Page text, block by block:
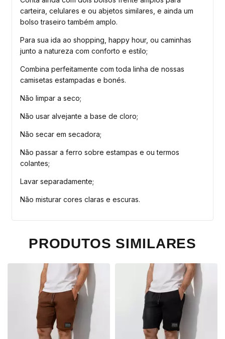
carteira, celulares e ou abjetos similares, e ainda um
bolso traseiro também amplo.
Para sua ida ao shopping, happy hour, ou caminhas
junto a natureza com conforto e estilo;
Combina perfeitamente com toda linha de nossas
camisetas estampadas e bonés.
Não limpar a seco;
Não usar alvejante a base de cloro;
Não secar em secadora;
Não passar a ferro sobre estampas e ou termos
colantes;
Lavar separadamente;
Não misturar cores claras e escuras.
PRODUTOS SIMILARES